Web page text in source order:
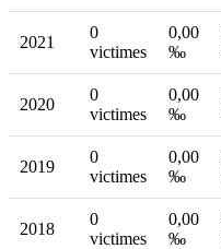
2021
0
victimes
0,00
‰
2020
0
victimes
0,00
‰
2019
0
victimes
0,00
‰
2018
0
victimes
0,00
‰